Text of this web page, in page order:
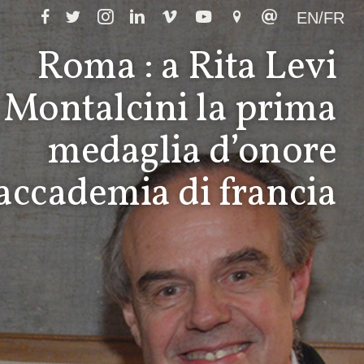
EN/FR
Roma : a Rita Levi
Montalcini la prima
medaglia d’onore
di francia